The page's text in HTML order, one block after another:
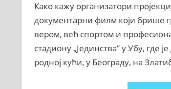
Како кажу организатори
документарни филм који брише
вером, већ спортом и
стадиону „Јединства” у Убу, где
родној кући, у Београду, на